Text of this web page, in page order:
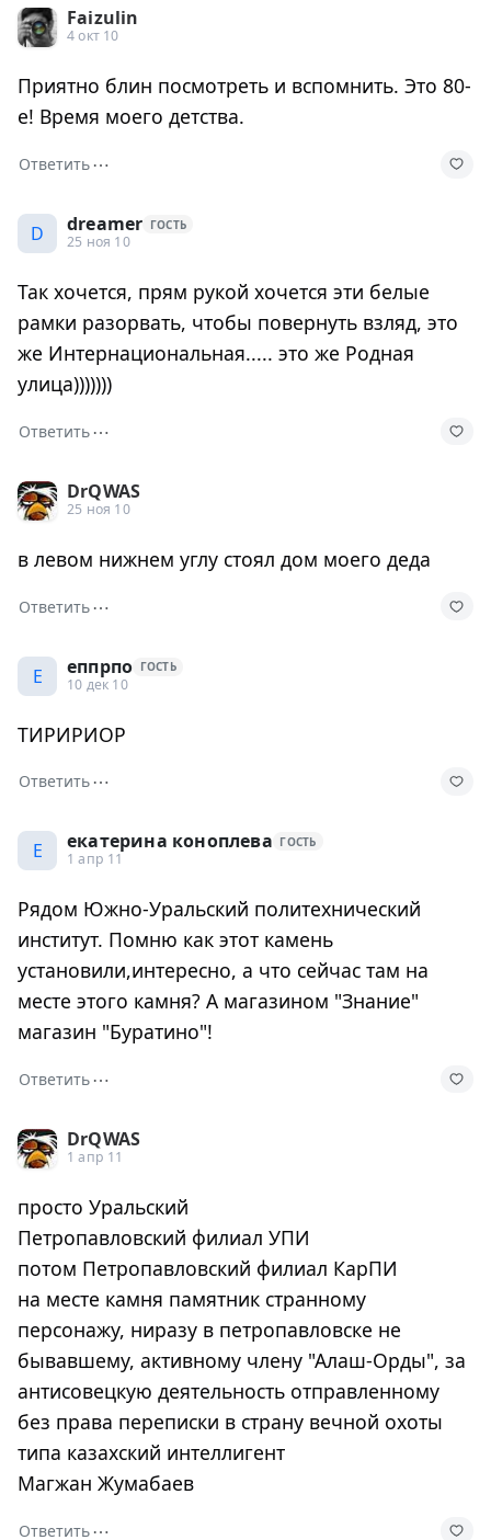
Faizulin
4 окт 10
Приятно блин посмотреть и вспомнить. Это 80-
е! Время моего детства.
Ответить⋯
D dreamer ГОСТЬ
25 ноя 10
Так хочется, прям рукой хочется эти белые
рамки разорвать, чтобы повернуть взляд, это
же Интернациональная..... это же Родная
улица)))))))
Ответить⋯
DrQWAS
25 ноя 10
в левом нижнем углу стоял дом моего деда
Ответить⋯
Е еппрпо ГОСТЬ
10 дек 10
ТИРИРИОР
Ответить⋯
Е екатерина коноплева ГОСТЬ
1 апр 11
Рядом Южно-Уральский политехнический
институт. Помню как этот камень
установили,интересно, а что сейчас там на
месте этого камня? А магазином "Знание"
магазин "Буратино"!
Ответить⋯
DrQWAS
1 апр 11
просто Уральский
Петропавловский филиал УПИ
потом Петропавловский филиал КарПИ
на месте камня памятник странному
персонажу, ниразу в петропавловске не
бывавшему, активному члену "Алаш-Орды", за
антисовецкую деятельность отправленному
без права переписки в страну вечной охоты
типа казахский интеллигент
Магжан Жумабаев
Ответить⋯